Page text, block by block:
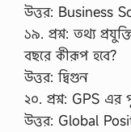
উত্তর: Business
১৯. প্রশ্ন: তথ্য
বছরে কীরূপ হবে?
উত্তর: দ্বিগুন
২০. প্রশ্ন: GPS এর
উত্তর: Global